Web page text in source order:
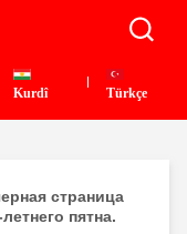
Kurdî Türkçe
страница
пятна.